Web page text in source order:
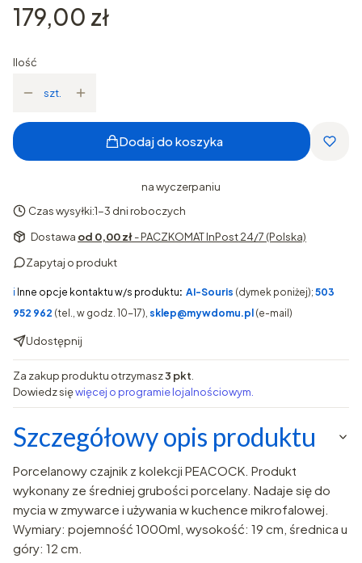
Cena
179,00 zł
Ilość
szt.
Dodaj do koszyka
na wyczerpaniu
Czas wysyłki:1-3 dni roboczych
Dostawa od 0,00 zł- PACZKOMAT InPost 24/7 (Polska)
Zapytaj o produkt
ℹ️ Inne opcje kontaktu w/s produktu: AI-Souris (dymek poniżej); 503
952 962 (tel., w godz. 10-17), sklep@mywdomu.pl (e-mail)
Udostępnij
Za zakup produktu otrzymasz3 pkt
Dowiedz sięwięcej o programie lojalnościowym.
Szczegółowy opis produktu
Porcelanowy czajnik z kolekcji PEACOCK. Produkt
wykonany ze średniej grubości porcelany. Nadaje się do
mycia w zmywarce i używania w kuchence mikrofalowej.
Wymiary: pojemność 1000ml, wysokość: 19 cm, średnica u
góry: 12 cm.